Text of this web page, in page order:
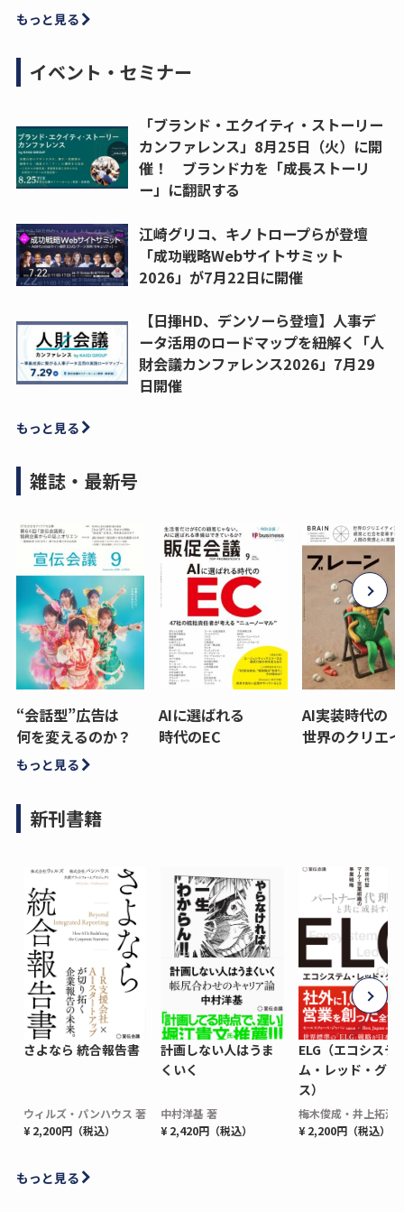
もっと見る
イベント・セミナー
「ブランド・エクイティ・ストーリー
カンファレンス」8月25日（火）に開
催！ ブランド力を「成長ストーリ
ー」に翻訳する
江崎グリコ、キノトロープらが登壇
「成功戦略Webサイトサミット
2026」が7月22日に開催
【日揮HD、デンソーら登壇】人事デ
ータ活用のロードマップを紐解く「人
財会議カンファレンス2026」7月29
日開催
もっと見る
雑誌・最新号
“会話型”広告は
何を変えるのか？
AIに選ばれる
時代のEC
AI実装時代の
世界のクリエ
もっと見る
新刊書籍
さよなら 統合報告書
ウィルズ・パンハウス 著
¥ 2,200円（税込）
計画しない人はうま
くいく
中村洋基 著
¥ 2,420円（税込）
ELG（エコシステ
ム・レッド・グロ
ス）
梅木俊成・井上拓海
¥ 2,200円（税込）
もっと見る